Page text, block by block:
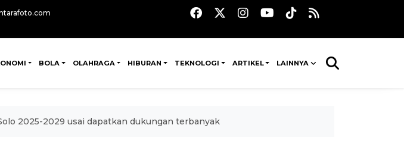
BOLA OLAHRAGA HIBURAN TEKNOLOGI ARTIKEL LAINNYA
2025-2029 usai dapatkan dukungan terbanyak